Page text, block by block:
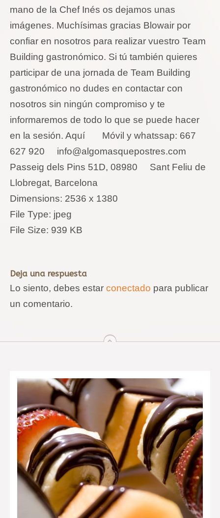
mano de la Chef Inés os dejamos unas
imágenes. Muchísimas gracias Blowair por
confiar en nosotros para realizar vuestro Team
Building gastronómico. Si tú también quieres
participar de una jornada de Team Building
gastronómico no dudes en contactar con
nosotros sin ningún compromiso y te
informaremos de todo lo que se puede hacer
en la sesión. Aquí Móvil y whatssap: 667
627 920 info@algomasquepostres.com
Passeig dels Pins 51D, 08980 Sant Feliu de
Llobregat, Barcelona
Dimensions: 2536 x 1380
File Type: jpeg
File Size: 939 KB
Deja una respuesta
Lo siento, debes estar conectado para publicar
un comentario.
arriba